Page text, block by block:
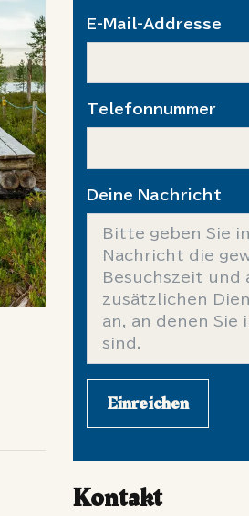
E-Mail-Addresse
Telefonnummer
Deine Nachricht
Einreichen
Kontakt